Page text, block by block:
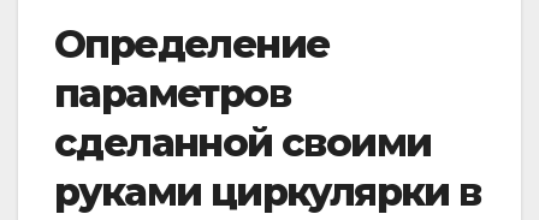
Определение
параметров
сделанной своими
руками циркулярки в